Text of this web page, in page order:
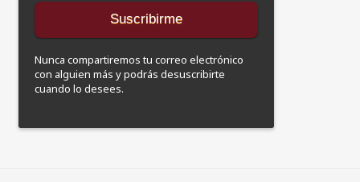
Nunca compartiremos tu correo electrónico
con alguien más y podrás desuscribirte
cuando lo desees.